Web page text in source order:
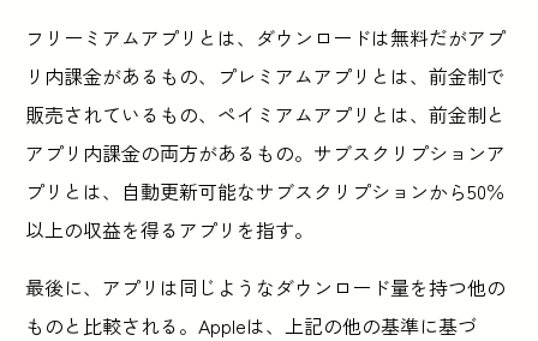
フリーミアムアプリとは、ダウンロードは無料だがアプ
リ内課金があるもの、プレミアムアプリとは、前金制で
販売されているもの、ペイミアムアプリとは、前金制と
アプリ内課金の両方があるもの。サブスクリプションア
プリとは、自動更新可能なサブスクリプションから50％
以上の収益を得るアプリを指す。
最後に、アプリは同じようなダウンロード量を持つ他の
ものと比較される。Appleは、上記の他の基準に基づ